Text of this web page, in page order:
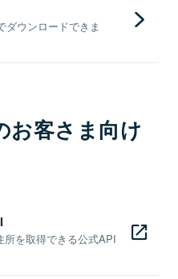
ダウンロードできま
お客さま向け
を取得できる公式API